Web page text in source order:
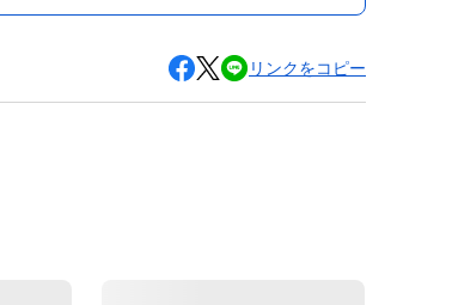
リンクをコピー